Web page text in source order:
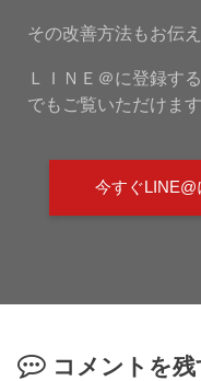
その改善方法もお伝
ＬＩＮＥ＠に登録す
でもご覧いただけます
今すぐ
コメントを残